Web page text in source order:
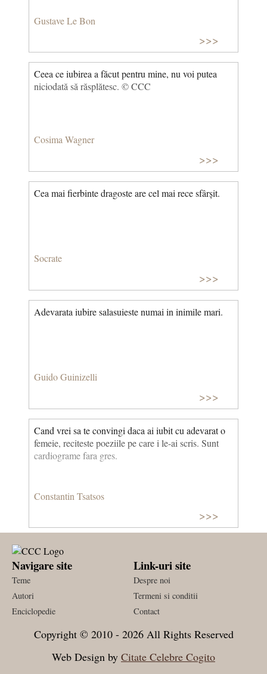
Gustave Le Bon
>>>
Ceea ce iubirea a făcut pentru mine, nu voi putea
niciodată să răsplătesc. © CCC
Cosima Wagner
>>>
Cea mai fierbinte dragoste are cel mai rece sfârșit.
Socrate
>>>
Adevarata iubire salasuieste numai in inimile mari.
Guido Guinizelli
>>>
Cand vrei sa te convingi daca ai iubit cu adevarat o
femeie, reciteste poeziile pe care i le-ai scris. Sunt
cardiograme fara gres.
Constantin Tsatsos
>>>
Navigare site
Teme
Autori
Enciclopedie
Link-uri site
Despre noi
Termeni si conditii
Contact
Copyright © 2010 - 2026 All Rights Reserved
Web Design by Citate Celebre Cogito